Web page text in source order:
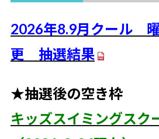
2026年8.9月クール
更 抽選結果
★抽選後の空き枠
キッズスイミングスク